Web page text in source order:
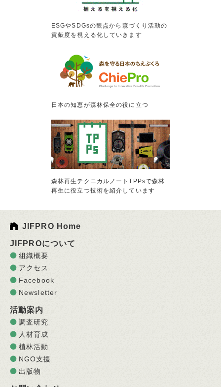
ESGやSDGsの観点から森づくり活動の
貢献度を視える化していきます
日本の知恵が森林保全の役に立つ
森林再生テクニカルノートTPPsで森林
再生に役立つ技術を紹介しています
JIFPRO Home
JIFPROについて
組織概要
アクセス
Facebook
Newsletter
活動案内
調査研究
人材育成
植林活動
NGO支援
出版物